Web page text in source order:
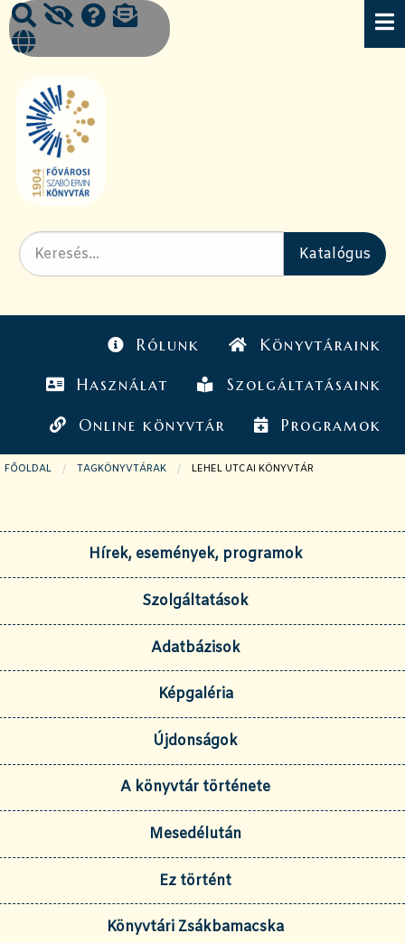
Rólunk Könyvtáraink
Használat Szolgáltatásaink
Online könyvtár Programok
FŐOLDAL TAGKÖNYVTÁRAK JELENLEGI OLDAL:
LEHEL UTCAI KÖNYVTÁR
Hírek, események, programok
Szolgáltatások
Adatbázisok
Képgaléria
Újdonságok
A könyvtár története
Mesedélután
Ez történt
Könyvtári Zsákbamacska